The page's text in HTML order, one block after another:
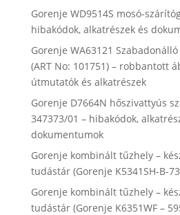
Gorenje WD9514S mosó-
hibakódok, alkatrészek és
Gorenje WA63121
(ART No: 101751) – robbantott
útmutatók és alkatrészek
Gorenje D7664N hőszivattyús
347373/01 – hibakódok,
dokumentumok
Gorenje kombinált tűzhely –
tudástár (Gorenje K5341SH-B-
Gorenje kombinált tűzhely –
tudástár (Gorenje K6351WF –